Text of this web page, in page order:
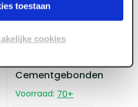
toestaan
cookies
ART000450
16 mm x 2600 x 1250
Cementgebonden
Voorraad: 70+